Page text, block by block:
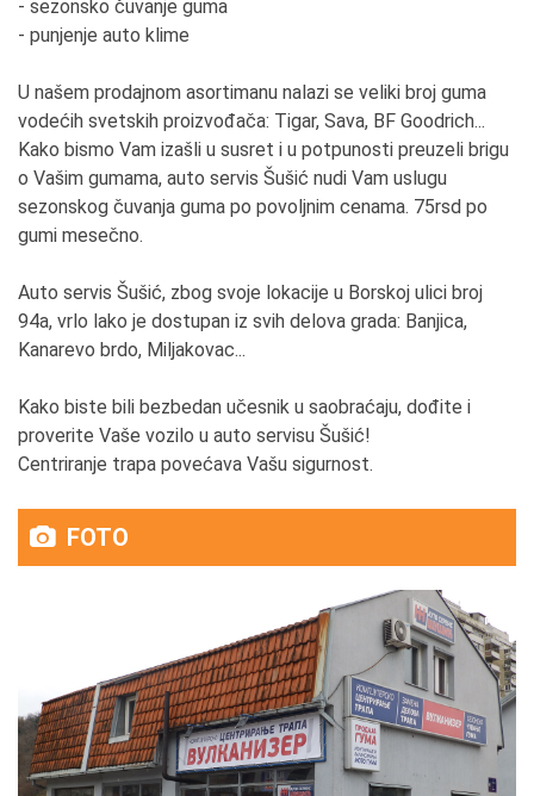
- sezonsko čuvanje guma
- punjenje auto klime
U našem prodajnom asortimanu nalazi se veliki broj guma
vodećih svetskih proizvođača: Tigar, Sava, BF Goodrich...
Kako bismo Vam izašli u susret i u potpunosti preuzeli brigu
o Vašim gumama, auto servis Šušić nudi Vam uslugu
sezonskog čuvanja guma po povoljnim cenama. 75rsd po
gumi mesečno.
Auto servis Šušić, zbog svoje lokacije u Borskoj ulici broj
94a, vrlo lako je dostupan iz svih delova grada: Banjica,
Kanarevo brdo, Miljakovac...
Kako biste bili bezbedan učesnik u saobraćaju, dođite i
proverite Vaše vozilo u auto servisu Šušić!
Centriranje trapa povećava Vašu sigurnost.
FOTO